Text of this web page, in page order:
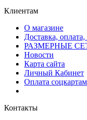
Клиентам
О магазине
Доставка, оплата,
РАЗМЕРНЫЕ
Новости
Карта сайта
Личный Кабинет
Оплата
Контакты